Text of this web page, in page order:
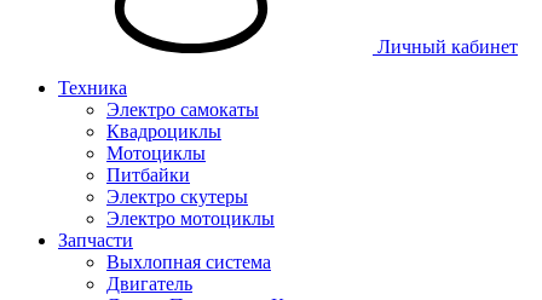
Личный кабинет
Техника
Электро самокаты
Квадроциклы
Мотоциклы
Питбайки
Электро скутеры
Электро мотоциклы
Запчасти
Выхлопная система
Двигатель